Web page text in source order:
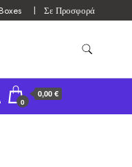
Σε Προσφορά
0
0,00 €